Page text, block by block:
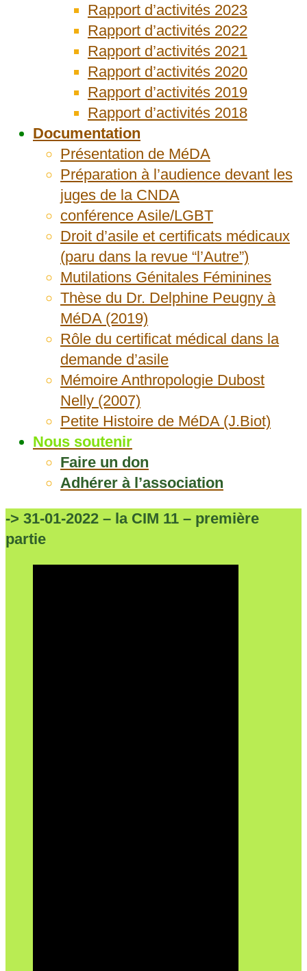
Rapport d’activités 2023
Rapport d’activités 2022
Rapport d’activités 2021
Rapport d’activités 2020
Rapport d’activités 2019
Rapport d’activités 2018
Documentation
Présentation de MéDA
Préparation à l’audience devant les
juges de la CNDA
conférence Asile/LGBT
Droit d’asile et certificats médicaux
(paru dans la revue “l’Autre”)
Mutilations Génitales Féminines
Thèse du Dr. Delphine Peugny à
MéDA (2019)
Rôle du certificat médical dans la
demande d’asile
Mémoire Anthropologie Dubost
Nelly (2007)
Petite Histoire de MéDA (J.Biot)
Nous soutenir
Faire un don
Adhérer à l’association
-> 31-01-2022 – la CIM 11 – première
partie